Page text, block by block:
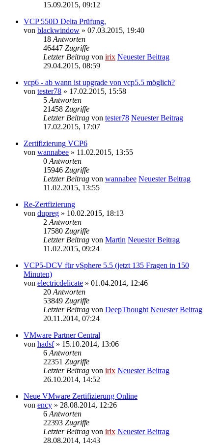
15.09.2015, 09:12
VCP 550D Delta Prüfung.
von blackwindow » 07.03.2015, 19:40
18 Antworten
46447 Zugriffe
Letzter Beitrag von irix Neuester Beitrag
29.04.2015, 08:59
vcp6 - ab wann ist upgrade von vcp5.5 möglich?
von tester78 » 17.02.2015, 15:58
5 Antworten
21458 Zugriffe
Letzter Beitrag von tester78 Neuester Beitrag
17.02.2015, 17:07
Zertifizierung VCP6
von wannabee » 11.02.2015, 13:55
0 Antworten
15946 Zugriffe
Letzter Beitrag von wannabee Neuester Beitrag
11.02.2015, 13:55
Re-Zertfizierung
von dupreg » 10.02.2015, 18:13
2 Antworten
17580 Zugriffe
Letzter Beitrag von Martin Neuester Beitrag
11.02.2015, 09:24
VCP5-DCV für vSphere 5.5 (jetzt 135 Fragen in 150
Minuten)
von electricdelicate » 01.04.2014, 12:46
20 Antworten
53849 Zugriffe
Letzter Beitrag von DeepThought Neuester Beitrag
20.11.2014, 07:24
VMware Partner Central
von hadsf» 15.10.2014, 13:06
6 Antworten
22351 Zugriffe
Letzter Beitrag von irix Neuester Beitrag
26.10.2014, 14:52
Neue VMware Zertifizierung Online
von ency » 28.08.2014, 12:26
6 Antworten
22393 Zugriffe
Letzter Beitrag von irix Neuester Beitrag
28.08.2014, 14:43